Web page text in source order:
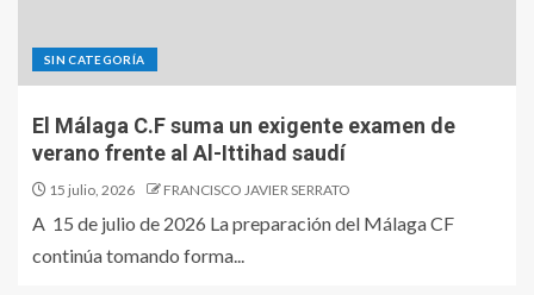
SIN CATEGORÍA
El Málaga C.F suma un exigente examen de
verano frente al Al-Ittihad saudí
15 julio, 2026 FRANCISCO JAVIER SERRATO
A 15 de julio de 2026 La preparación del Málaga CF
continúa tomando forma...